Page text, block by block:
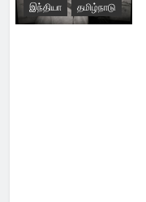
இந்தியா தமிழ்நாடு